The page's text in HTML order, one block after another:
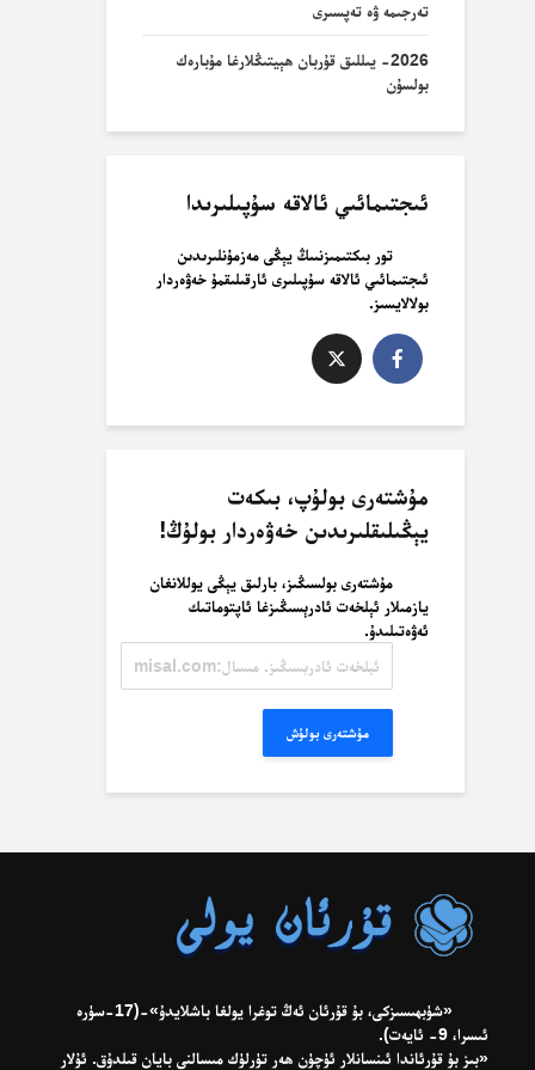
تەرجىمە ۋە تەپسىرى
2026- يىللىق قۇربان ھېيتىڭلارغا مۇبارەك
بولسۇن
ئىجتىمائىي ئالاقە سۇپىلىرىدا
تور بىكتىمىزنىىڭ يېڭى مەزمۇنلىرىدىن
ئىجتىمائىي ئالاقە سۇپىلىرى ئارقىلىقمۇ خەۋەردار
بولالايسىز.
مۇشتەرى بولۇپ، بىكەت
يېڭىلىقلىرىدىن خەۋەردار بولۇڭ!
مۇشتەرى بولسىڭىز، بارلىق يېڭى يوللانغان
يازمىلار ئېلخەت ئادرېسىڭىزغا ئاپتوماتىك
ئەۋەتىلىدۇ.
ئادرېسىڭىز.
مۇشتەرى بولۇش
«شۈبھىسىزكى، بۇ قۇرئان ئەڭ توغرا يولغا باشلايدۇ»-(17-سۈرە
ئىسرا، 9- ئايەت).
«بىز بۇ قۇرئاندا ئىنسانلار ئۈچۈن ھەر تۈرلۈك مىسالنى بايان قىلدۇق. ئۇلار